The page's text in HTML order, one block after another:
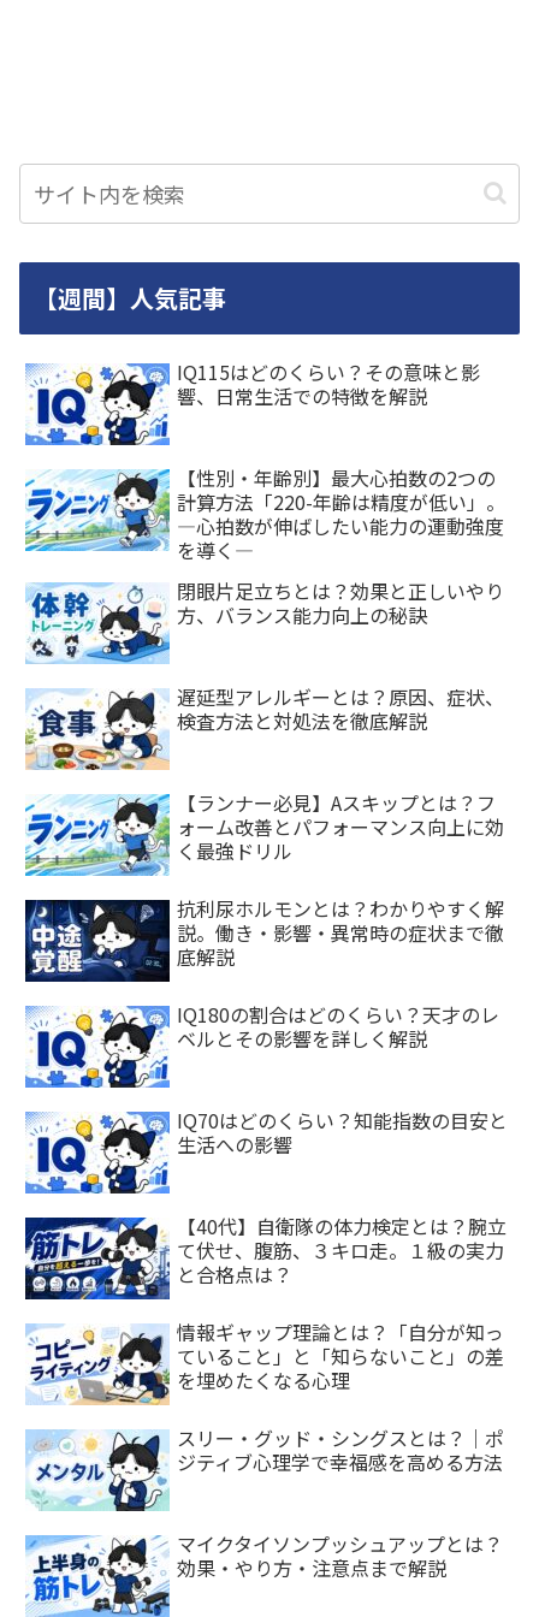
【週間】人気記事
IQ115はどのくらい？その意味と影
響、日常生活での特徴を解説
【性別・年齢別】最大心拍数の2つの
計算方法「220-年齢は精度が低い」。
―心拍数が伸ばしたい能力の運動強度
を導く―
閉眼片足立ちとは？効果と正しいやり
方、バランス能力向上の秘訣
遅延型アレルギーとは？原因、症状、
検査方法と対処法を徹底解説
【ランナー必見】Aスキップとは？フ
ォーム改善とパフォーマンス向上に効
く最強ドリル
抗利尿ホルモンとは？わかりやすく解
説。働き・影響・異常時の症状まで徹
底解説
IQ180の割合はどのくらい？天才のレ
ベルとその影響を詳しく解説
IQ70はどのくらい？知能指数の目安と
生活への影響
【40代】自衛隊の体力検定とは？腕立
て伏せ、腹筋、３キロ走。１級の実力
と合格点は？
情報ギャップ理論とは？「自分が知っ
ていること」と「知らないこと」の差
を埋めたくなる心理
スリー・グッド・シングスとは？｜ポ
ジティブ心理学で幸福感を高める方法
マイクタイソンプッシュアップとは？
効果・やり方・注意点まで解説